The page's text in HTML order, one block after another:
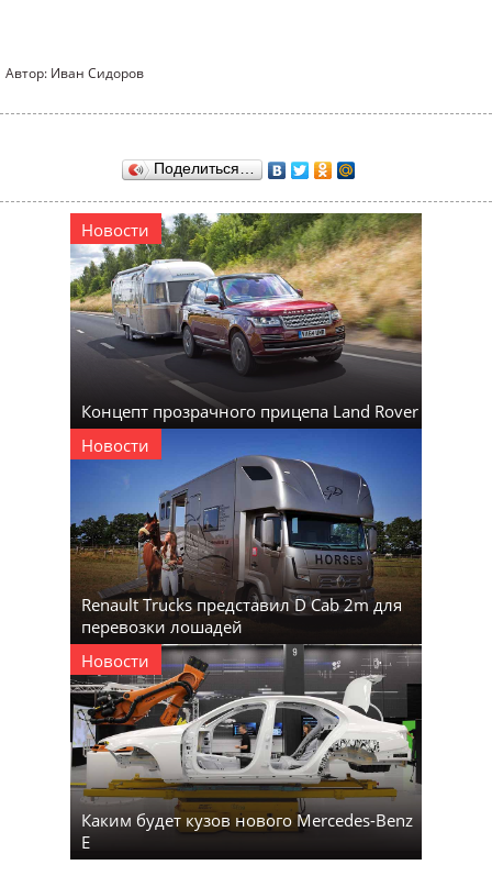
Автор: Иван Сидоров
Поделиться…
Новости
Концепт прозрачного прицепа Land Rover
Новости
Renault Trucks представил D Cab 2m для
перевозки лошадей
Новости
Каким будет кузов нового Mercedes-Benz
E